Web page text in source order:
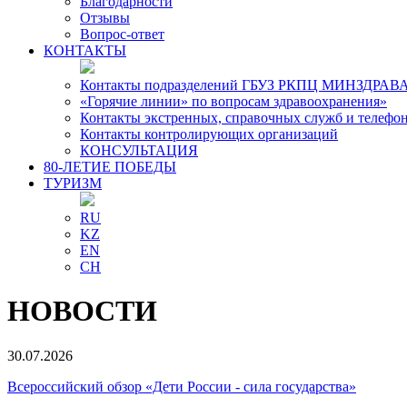
Отзывы
Вопрос-ответ
КОНТАКТЫ
Контакты подразделений ГБУЗ РКПЦ
«Горячие линии» по вопросам здравоохранения»
Контакты экстренных, справочных служб и
Контакты контролирующих организаций
КОНСУЛЬТАЦИЯ
80-ЛЕТИЕ ПОБЕДЫ
ТУРИЗМ
RU
KZ
EN
CH
НОВОСТИ
30.07.2026
Всероссийский обзор «Дети России - сила государства»